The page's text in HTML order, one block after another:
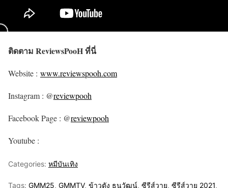
ติดตาม ReviewsPooH ที่นี่
Website : www.reviewspooh.com
Instagram : @reviewpooh
Facebook Page : @reviewpooh
Youtube :
Categories: หมีบันเทิง
Tags: GMM25, GMMTV, ข้าวตัง ธนวัฒน์, ซีรีส์วาย, ซีรีส์วาย 2021,